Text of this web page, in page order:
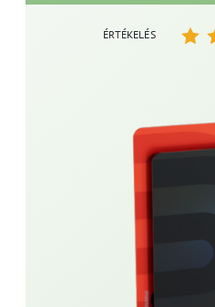
ÉRTÉKELÉS